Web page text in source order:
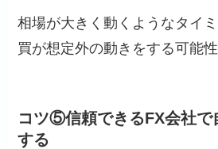
相場が大きく動くようなタイ
買が想定外の動きをする可能性
コツ⑤信頼できるFX会社で
する